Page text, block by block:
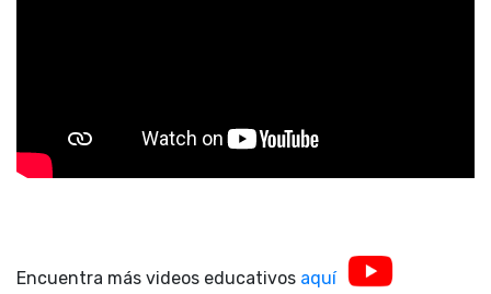
Encuentra más videos educativos aquí